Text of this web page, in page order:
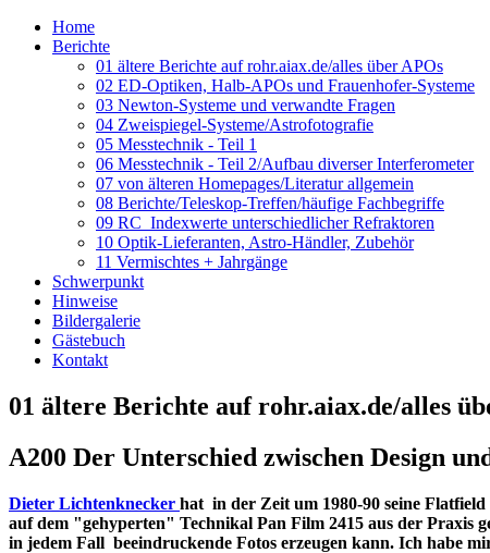
Home
Berichte
01 ältere Berichte auf rohr.aiax.de/alles über APOs
02 ED-Optiken, Halb-APOs und Frauenhofer-Systeme
03 Newton-Systeme und verwandte Fragen
04 Zweispiegel-Systeme/Astrofotografie
05 Messtechnik - Teil 1
06 Messtechnik - Teil 2/Aufbau diverser Interferometer
07 von älteren Homepages/Literatur allgemein
08 Berichte/Teleskop-Treffen/häufige Fachbegriffe
09 RC_Indexwerte unterschiedlicher Refraktoren
10 Optik-Lieferanten, Astro-Händler, Zubehör
11 Vermischtes + Jahrgänge
Schwerpunkt
Hinweise
Bildergalerie
Gästebuch
Kontakt
01 ältere Berichte auf rohr.aiax.de/alles
A200 Der Unterschied zwischen Design
Dieter Lichtenknecker hat in der Zeit um 1980-90 seine
auf dem "gehyperten" Technikal Pan Film 2415 aus der Praxis
in jedem Fall beeindruckende Fotos erzeugen kann. Ich habe